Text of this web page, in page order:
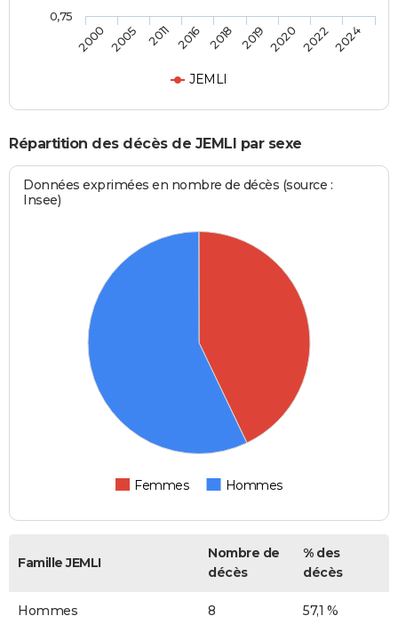
JEMLI
2000 2005 2011 2016 2018 2019 2020 20222024
0,75
Répartition des décès de JEMLI par sexe
Données exprimées en nombre de décès (source :
Insee)
Femmes Hommes
Famille JEMLI
Nombre de
décès
% des
décès
Hommes 8 57,1 %